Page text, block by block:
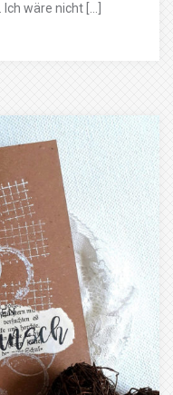
wäre nicht […]